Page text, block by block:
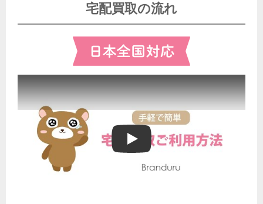
宅配買取の流れ
ブランドゥールの宅配買取ご利用方法